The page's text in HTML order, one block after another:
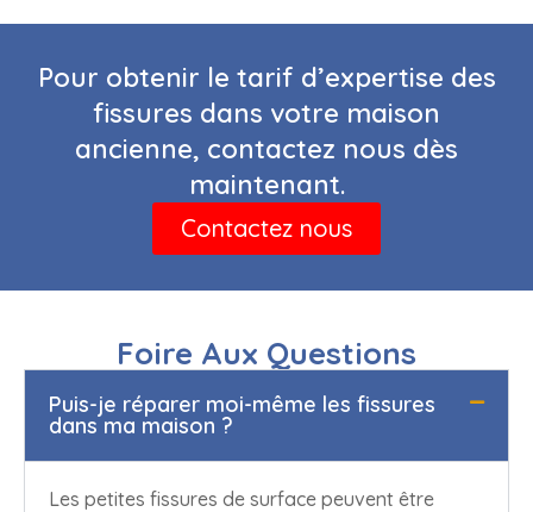
Pour obtenir le tarif d’expertise des
fissures dans votre maison
ancienne, contactez nous dès
maintenant.
Contactez nous
Foire Aux Questions
Puis-je réparer moi-même les fissures
dans ma maison ?
Les petites fissures de surface peuvent être